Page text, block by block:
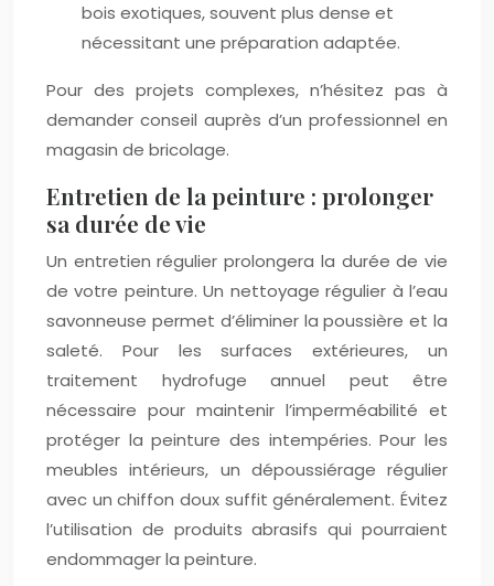
bois exotiques, souvent plus dense et
nécessitant une préparation adaptée.
Pour des projets complexes, n’hésitez pas à
demander conseil auprès d’un professionnel en
magasin de bricolage.
Entretien de la peinture : prolonger
sa durée de vie
Un entretien régulier prolongera la durée de vie
de votre peinture. Un nettoyage régulier à l’eau
savonneuse permet d’éliminer la poussière et la
saleté. Pour les surfaces extérieures, un
traitement hydrofuge annuel peut être
nécessaire pour maintenir l’imperméabilité et
protéger la peinture des intempéries. Pour les
meubles intérieurs, un dépoussiérage régulier
avec un chiffon doux suffit généralement. Évitez
l’utilisation de produits abrasifs qui pourraient
endommager la peinture.